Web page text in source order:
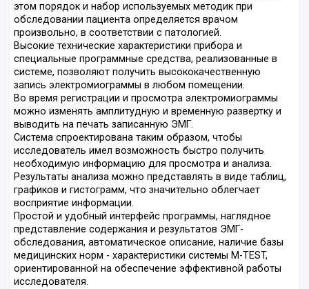
этом порядок и набор используемых методик при
обследовании пациента определяется врачом
произвольно, в соответствии с патологией.
Высокие технические характеристики прибора и
специальные программные средства, реализованные в
системе, позволяют получить высококачественную
запись электромиограммы в любом помещении.
Во время регистрации и просмотра электромиограммы
можно изменять амплитудную и временную развертку и
выводить на печать записанную ЭМГ.
Система спроектирована таким образом, чтобы
исследователь имел возможность быстро получить
необходимую информацию для просмотра и анализа.
Результаты анализа можно представлять в виде таблиц,
графиков и гистограмм, что значительно облегчает
восприятие информации.
Простой и удобный интерфейс программы, наглядное
представление содержания и результатов ЭМГ-
обследования, автоматическое описание, наличие базы
медицинских норм - характеристики системы M-TEST,
ориентированной на обеспечение эффективной работы
исследователя.